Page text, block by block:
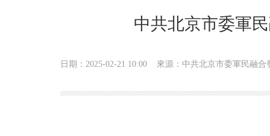
中共北京市委軍
日期：2025-02-21 10:00 來源：中共北京市委軍民融合